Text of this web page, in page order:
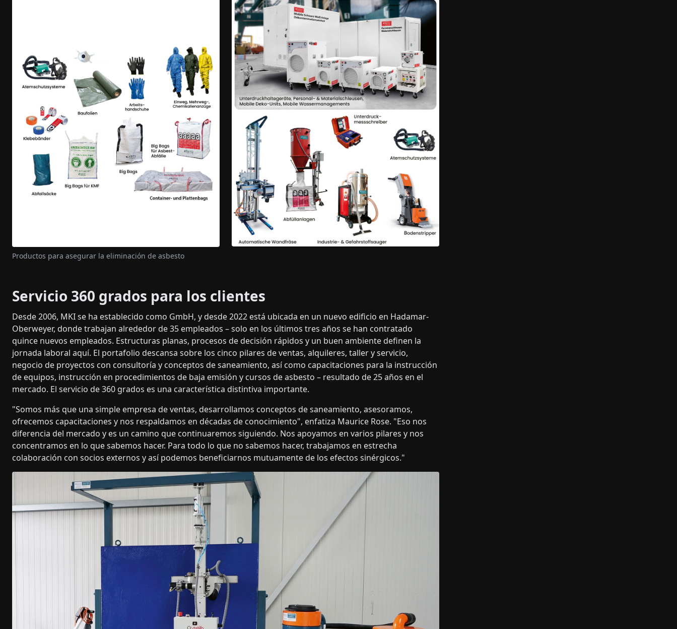
Productos para asegurar la eliminación de asbesto
Servicio 360 grados para los clientes
Desde 2006, MKI se ha establecido como GmbH, y desde 2022 está ubicada en un nuevo edificio en Hadamar-
Oberweyer, donde trabajan alrededor de 35 empleados – solo en los últimos tres años se han contratado
quince nuevos empleados. Estructuras planas, procesos de decisión rápidos y un buen ambiente definen la
jornada laboral aquí. El portafolio descansa sobre los cinco pilares de ventas, alquileres, taller y servicio,
negocio de proyectos con consultoría y conceptos de saneamiento, así como capacitaciones para la instrucción
de equipos, instrucción en procedimientos de baja emisión y cursos de asbesto – resultado de 25 años en el
mercado. El servicio de 360 grados es una característica distintiva importante.
"Somos más que una simple empresa de ventas, desarrollamos conceptos de saneamiento, asesoramos,
ofrecemos capacitaciones y nos respaldamos en décadas de conocimiento", enfatiza Maurice Rose. "Eso nos
diferencia del mercado y es un camino que continuaremos siguiendo. Nos apoyamos en varios pilares y nos
concentramos en lo que sabemos hacer. Para todo lo que no sabemos hacer, trabajamos en estrecha
colaboración con socios externos y así podemos beneficiarnos mutuamente de los efectos sinérgicos."